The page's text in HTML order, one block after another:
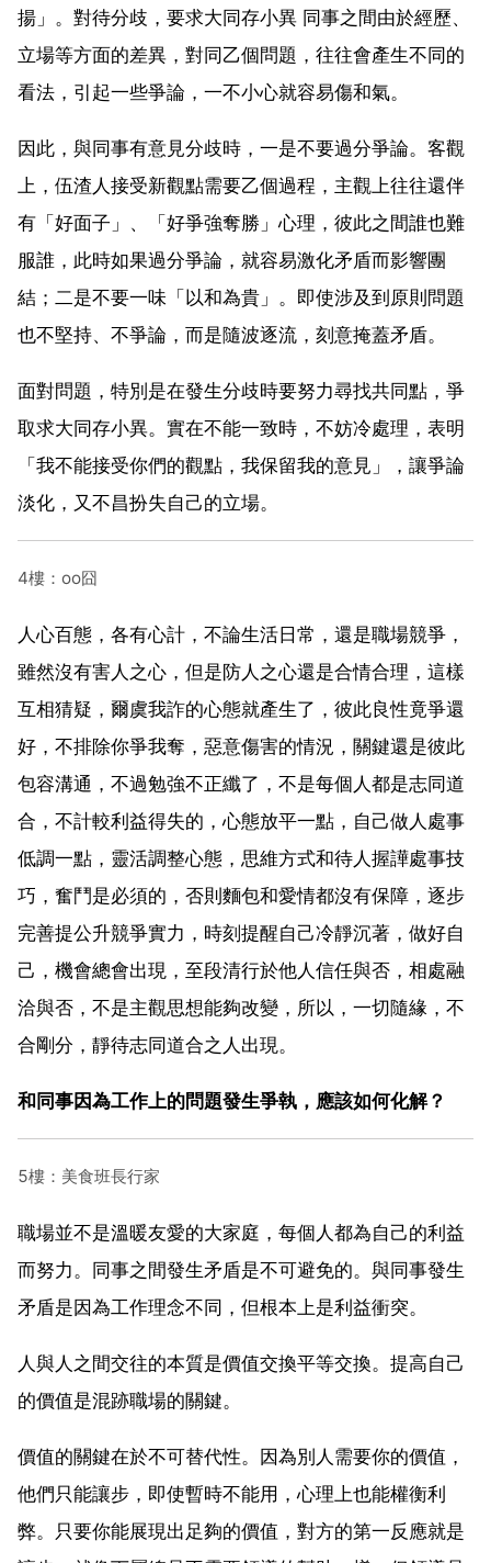
揚」。對待分歧，要求大同存小異 同事之間由於經歷、
立場等方面的差異，對同乙個問題，往往會產生不同的
看法，引起一些爭論，一不小心就容易傷和氣。
因此，與同事有意見分歧時，一是不要過分爭論。客觀
上，伍渣人接受新觀點需要乙個過程，主觀上往往還伴
有「好面子」、「好爭強奪勝」心理，彼此之間誰也難
服誰，此時如果過分爭論，就容易激化矛盾而影響團
結；二是不要一味「以和為貴」。即使涉及到原則問題
也不堅持、不爭論，而是隨波逐流，刻意掩蓋矛盾。
面對問題，特別是在發生分歧時要努力尋找共同點，爭
取求大同存小異。實在不能一致時，不妨冷處理，表明
「我不能接受你們的觀點，我保留我的意見」，讓爭論
淡化，又不昌扮失自己的立場。
4樓：oo囧
人心百態，各有心計，不論生活日常，還是職場競爭，
雖然沒有害人之心，但是防人之心還是合情合理，這樣
互相猜疑，爾虞我詐的心態就產生了，彼此良性竟爭還
好，不排除你爭我奪，惡意傷害的情況，關鍵還是彼此
包容溝通，不過勉強不正纖了，不是每個人都是志同道
合，不計較利益得失的，心態放平一點，自己做人處事
低調一點，靈活調整心態，思維方式和待人握譁處事技
巧，奮鬥是必須的，否則麵包和愛情都沒有保障，逐步
完善提公升競爭實力，時刻提醒自己冷靜沉著，做好自
己，機會總會出現，至段清行於他人信任與否，相處融
洽與否，不是主觀思想能夠改變，所以，一切隨緣，不
合剛分，靜待志同道合之人出現。
和同事因為工作上的問題發生爭執，應該如何化解？
5樓：美食班長行家
職場並不是溫暖友愛的大家庭，每個人都為自己的利益
而努力。同事之間發生矛盾是不可避免的。與同事發生
矛盾是因為工作理念不同，但根本上是利益衝突。
人與人之間交往的本質是價值交換平等交換。提高自己
的價值是混跡職場的關鍵。
價值的關鍵在於不可替代性。因為別人需要你的價值，
他們只能讓步，即使暫時不能用，心理上也能權衡利
弊。只要你能展現出足夠的價值，對方的第一反應就是